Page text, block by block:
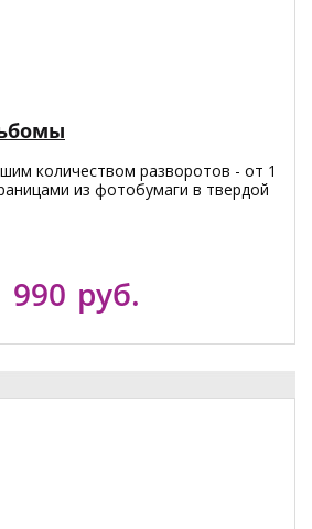
количеством разворотов - от 1
из фотобумаги в твердой
990 руб.